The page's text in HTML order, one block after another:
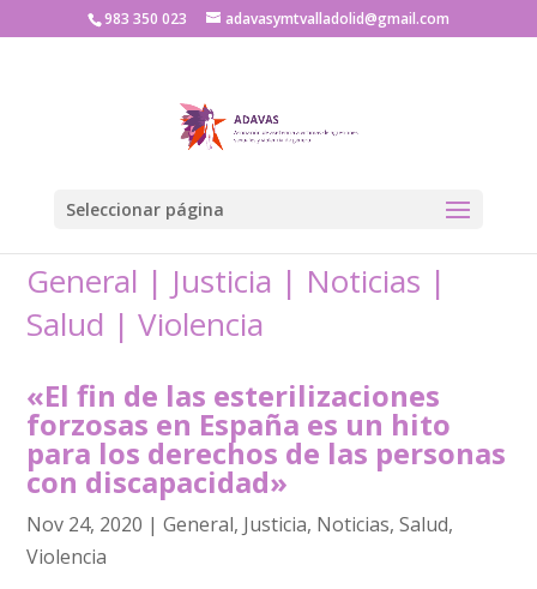
983 350 023 adavasymtvalladolid@gmail.com
Seleccionar página
General | Justicia | Noticias |
Salud |Violencia
«El fin de las esterilizaciones
forzosas en España es un hito
para los derechos de las personas
con discapacidad»
Nov 24, 2020 |General, Justicia, Noticias,Salud,
Violencia